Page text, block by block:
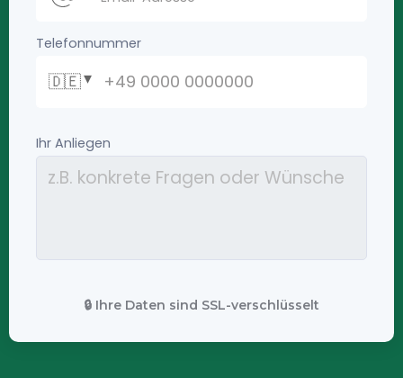
🔒 Ihre Daten sind SSL-verschlüsselt